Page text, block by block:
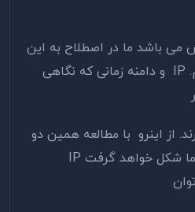
می باشد ما در اصطلاح به این
آدرس نام دامنه می گویم. IP و دامنه زمانی که نگاهی
از اینرو با مطالعه همین دو
خط این سوال در ذهن شما شکل خواهد گرفت IP